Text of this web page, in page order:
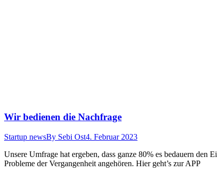
Wir bedienen die Nachfrage
Startup newsBy Sebi Ost4. Februar 2023
Unsere Umfrage hat ergeben, dass ganze 80% es bedauern
Probleme der Vergangenheit angehören. Hier geht’s zur APP